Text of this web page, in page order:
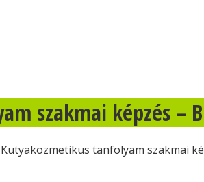
szakmai képzés –
Kutyakozmetikus tanfolyam szakmai